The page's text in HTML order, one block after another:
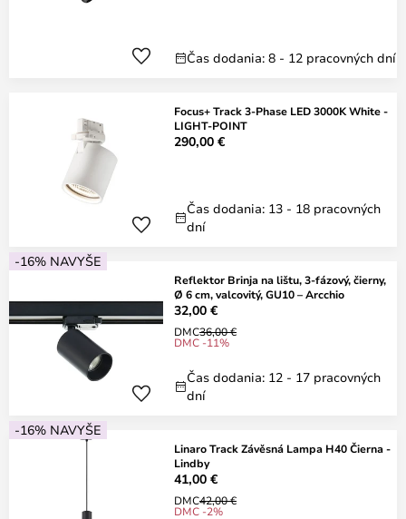
Čas dodania: 8 - 12 pracovných dní
Focus+ Track 3-Phase LED 3000K White -
LIGHT-POINT
290,00 €
Čas dodania: 13 - 18 pracovných
dní
-16% NAVYŠE
Reflektor Brinja na lištu, 3-fázový, čierny,
Ø 6 cm, valcovitý, GU10 – Arcchio
32,00 €
DMC36,00 €
DMC -11%
Čas dodania: 12 - 17 pracovných
dní
-16% NAVYŠE
Linaro Track Závěsná Lampa H40 Čierna -
Lindby
41,00 €
DMC42,00 €
DMC -2%